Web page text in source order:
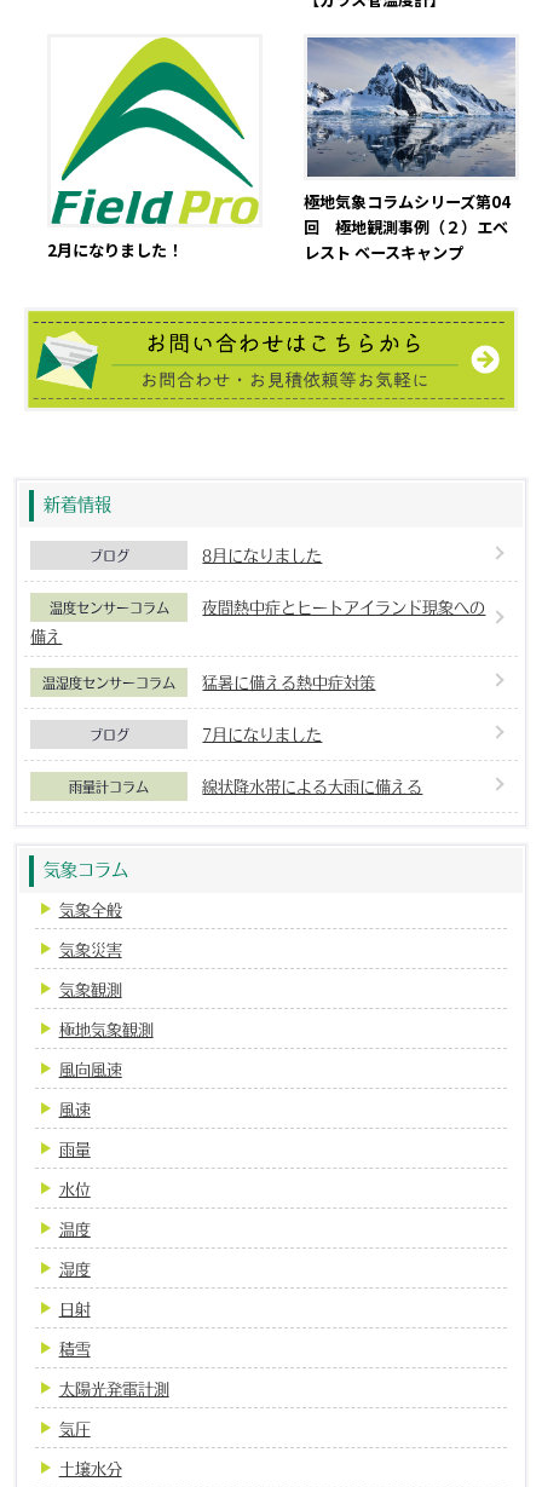
2月になりました！
極地気象コラムシリーズ第04
回 極地観測事例（２）エベ
レスト ベースキャンプ
新着情報
ブログ 8月になりました
温度センサーコラム
夜間熱中症とヒートアイランド現象への
備え
温湿度センサーコラム 猛暑に備える熱中症対策
ブログ 7月になりました
雨量計コラム 線状降水帯による大雨に備える
気象コラム
気象全般
気象災害
気象観測
極地気象観測
風向風速
風速
雨量
水位
温度
湿度
日射
積雪
太陽光発電計測
気圧
土壌水分